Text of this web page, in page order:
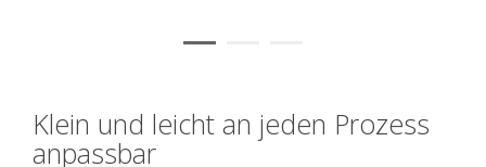
Klein und leicht an jeden Prozess
anpassbar